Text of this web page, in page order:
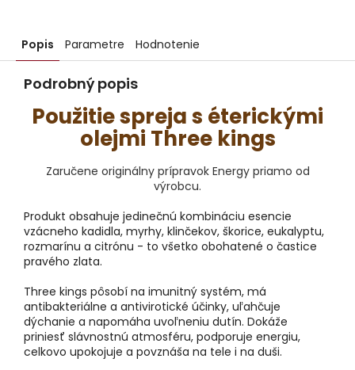
Popis Parametre Hodnotenie
Podrobný popis
Použitie spreja s éterickými
olejmi Three kings
Zaručene originálny prípravok Energy priamo od
výrobcu.
Produkt obsahuje jedinečnú kombináciu esencie
vzácneho kadidla, myrhy, klinčekov, škorice, eukalyptu,
rozmarínu a citrónu - to všetko obohatené o častice
pravého zlata.
Three kings pôsobí na imunitný systém, má
antibakteriálne a antivirotické účinky, uľahčuje
dýchanie a napomáha uvoľneniu dutín. Dokáže
priniesť slávnostnú atmosféru, podporuje energiu,
celkovo upokojuje a povznáša na tele i na duši.